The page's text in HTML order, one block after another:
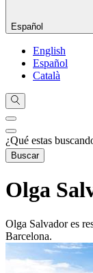
Español
English
Español
Català
¿Qué estas
Olga
Olga Salvador es
Barcelona.